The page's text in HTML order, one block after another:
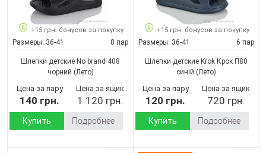
+15 грн. бонусов за покупку
Размеры: 36-41 8 пар
Шлепки детские No brand 408
чорний (Лето)
Цена за пару
140 грн.
Цена за ящик
1 120 грн.
Купить Подробнее
+15 грн. бонусов за покупку
Размеры: 36-41 6 пар
Шлепки детские Krok Крок П80
синій (Лето)
Цена за пару
120 грн.
Цена за ящик
720 грн.
Купить Подробнее